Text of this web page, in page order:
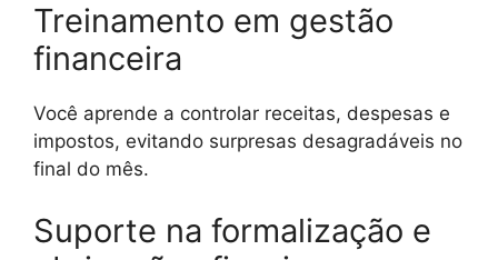
Treinamento em gestão
financeira
Você aprende a controlar receitas, despesas e
impostos, evitando surpresas desagradáveis no
final do mês.
Suporte na formalização e